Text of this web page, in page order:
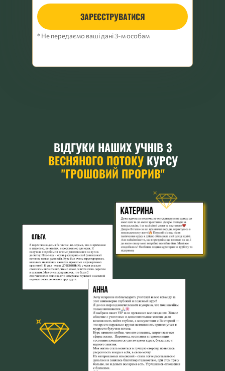
* Не передаємо ваші дані 3-м особам
ЗАРЕЄСТРУВАТИСЯ
ВІДГУКИ НАШИХ УЧНІВ З
ВЕСНЯНОГО ПОТОКУКУРСУ
"ГРОШОВИЙ ПРОРИВ"